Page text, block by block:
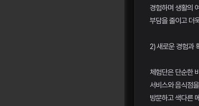
경험하며 생활의
부담을 줄이고 더
2) 새로운 경험과
체험단은 단순한
서비스와 음식점
방문하고 색다른